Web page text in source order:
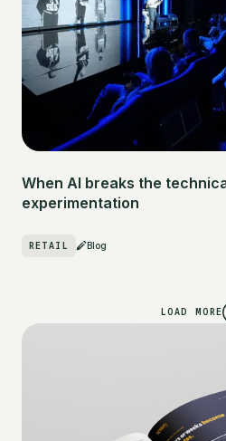
When AI breaks the
experimentation
RETAIL Blog
LOAD MORE